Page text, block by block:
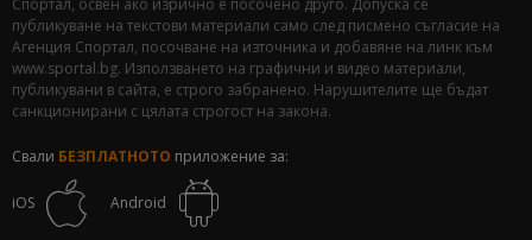
Спортал, освен ако изрично е посочено друго. Допуска се
публикуване на текстови материали само след писмено съгласие на
Агенция Спортал, посочване на източника и добавяне на линк към
www.sportal.bg. Използването на графични и видео материали,
публикувани в сайта, е строго забранено. Нарушителите ще бъдат
санкционирани с цялата строгост на закона.
Свали БЕЗПЛАТНОТО приложение за:
iOS Android